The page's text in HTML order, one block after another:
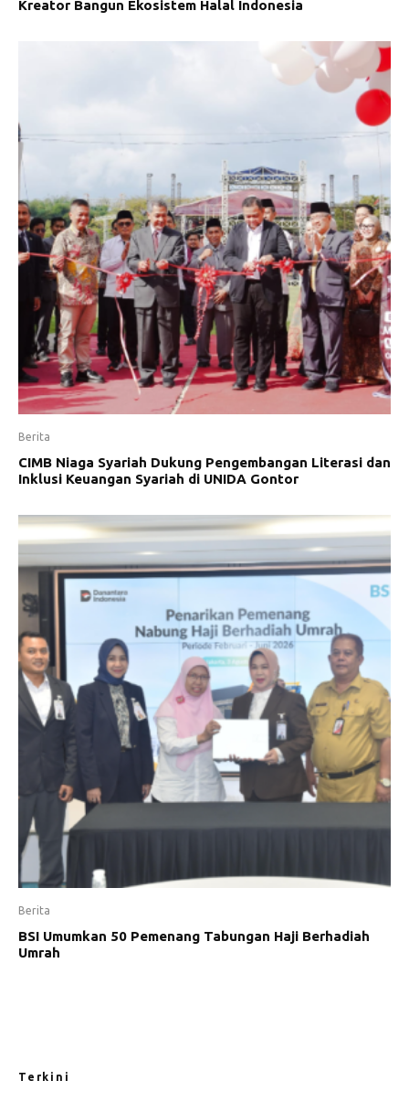
Kreator Bangun Ekosistem Halal Indonesia
Berita
CIMB Niaga Syariah Dukung Pengembangan Literasi dan
Inklusi Keuangan Syariah di UNIDA Gontor
Berita
BSI Umumkan 50 Pemenang Tabungan Haji Berhadiah
Umrah
Terkini